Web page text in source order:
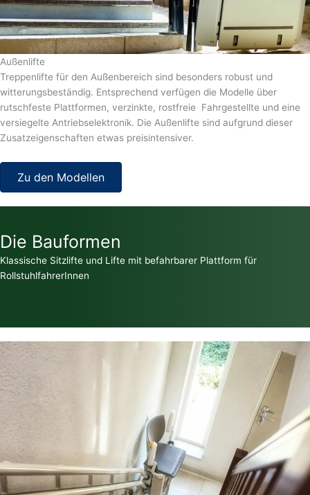
Außenlifte
Treppenlifte für den Außenbereich sind besonders robust und
witterungsbeständig. Entsprechend verfügen die Modelle über
rutschfeste Plattformen, verzinkte, rostfreie Fahrgestellte und eine
versiegelte Antriebselektronik. Die Außenlifte sind aufgrund dieser
Zusatzeigenschaften etwas preisintensiver.
Zu den Modellen
Die Bauformen
Klassische Sitzlifte und Lifte mit befahrbarer Plattform für
RollstuhlfahrerInnen